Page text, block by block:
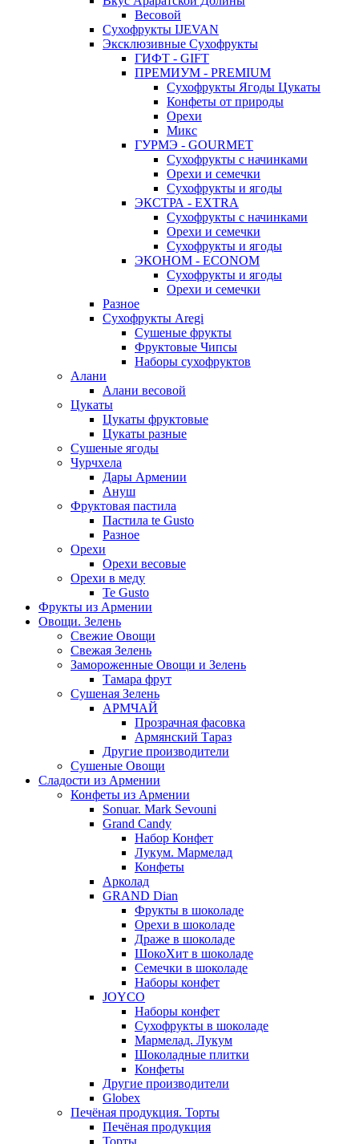
Весовой
Сухофрукты IJEVAN
Эксклюзивные Сухофрукты
ГИФТ - GIFT
ПРЕМИУМ - PREMIUM
Сухофрукты Ягоды Цукаты
Конфеты от природы
Орехи
Микс
ГУРМЭ - GOURMET
Сухофрукты с начинками
Орехи и семечки
Сухофрукты и ягоды
ЭКСТРА - EXTRA
Сухофрукты с начинками
Орехи и семечки
Сухофрукты и ягоды
ЭКОНОМ - ECONOM
Сухофрукты и ягоды
Орехи и семечки
Разное
Сухофрукты Aregi
Сушеные фрукты
Фруктовые Чипсы
Наборы сухофруктов
Алани
Алани весовой
Цукаты
Цукаты фруктовые
Цукаты разные
Сушеные ягоды
Чурчхела
Дары Армении
Ануш
Фруктовая пастила
Пастила te Gusto
Разное
Орехи
Орехи весовые
Орехи в меду
Te Gusto
Фрукты из Армении
Овощи. Зелень
Свежие Овощи
Свежая Зелень
Замороженные Овощи и Зелень
Тамара фрут
Сушеная Зелень
АРМЧАЙ
Прозрачная фасовка
Армянский Тараз
Другие производители
Сушеные Овощи
Сладости из Армении
Конфеты из Армении
Sonuar. Mark Sevouni
Grand Candy
Набор Конфет
Лукум. Мармелад
Конфеты
Арколад
GRAND Dian
Фрукты в шоколаде
Орехи в шоколаде
Драже в шоколаде
ШокоХит в шоколаде
Семечки в шоколаде
Наборы конфет
JOYCO
Наборы конфет
Сухофрукты в шоколаде
Мармелад. Лукум
Шоколадные плитки
Конфеты
Другие производители
Globex
Печёная продукция. Торты
Печёная продукция
Торты